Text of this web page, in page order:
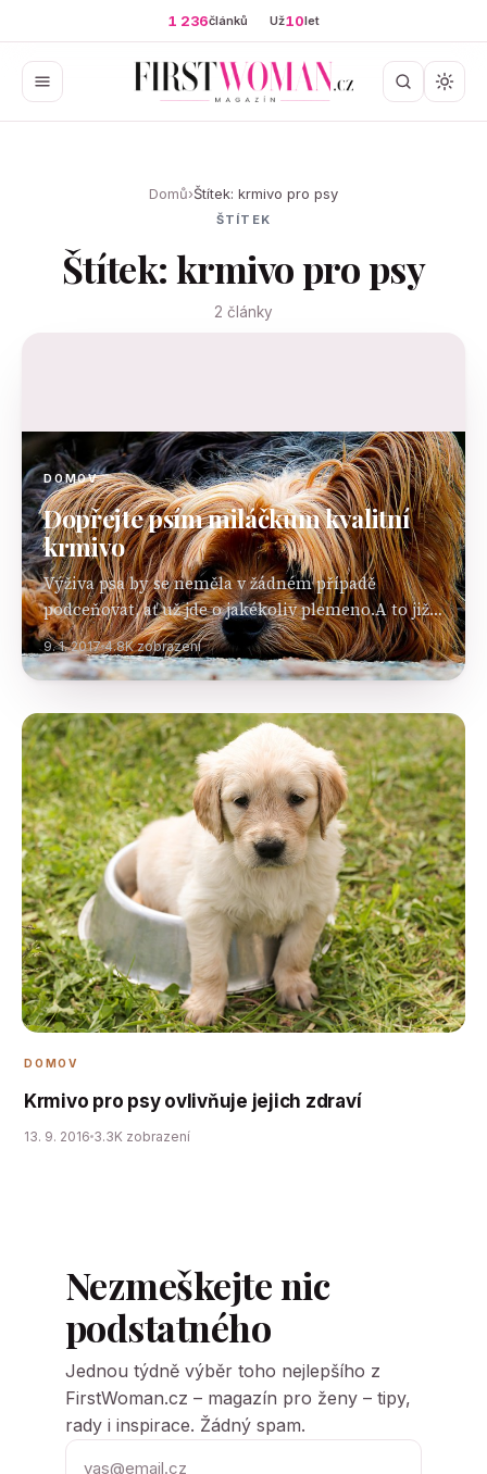
1 236článků Už10let
Domů›Štítek: krmivo pro psy
ŠTÍTEK
Štítek: krmivo pro psy
2 články
DOMOV
Dopřejte psím miláčkům kvalitní
krmivo
Výživa psa by se neměla v žádném případě
podceňovat, ať už jde o jakékoliv plemeno.A to již
od útlého věku, protože právě štěňata potřebují
pro svůj růst kvalitní a dostatečně výživnou…
9. 1. 2017 4.8K zobrazení
DOMOV
Krmivo pro psy ovlivňuje jejich zdraví
13. 9. 2016 3.3K zobrazení
Nezmeškejte nic
podstatného
Jednou týdně výběr toho nejlepšího z
FirstWoman.cz – magazín pro ženy – tipy,
rady i inspirace. Žádný spam.